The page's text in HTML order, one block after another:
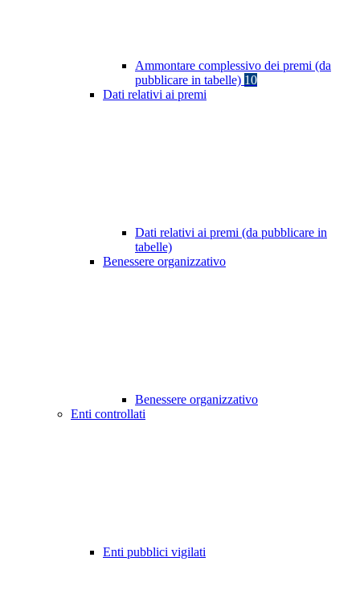
Ammontare complessivo dei premi (da
pubblicare in tabelle) 10
Dati relativi ai premi
Dati relativi ai premi (da pubblicare in
tabelle)
Benessere organizzativo
Benessere organizzativo
Enti controllati
Enti pubblici vigilati